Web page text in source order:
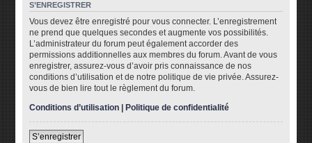
S’ENREGISTRER
Vous devez être enregistré pour vous connecter. L’enregistrement
ne prend que quelques secondes et augmente vos possibilités.
L’administrateur du forum peut également accorder des
permissions additionnelles aux membres du forum. Avant de vous
enregistrer, assurez-vous d’avoir pris connaissance de nos
conditions d’utilisation et de notre politique de vie privée. Assurez-
vous de bien lire tout le règlement du forum.
Conditions d’utilisation |Politique de confidentialité
S’enregistrer